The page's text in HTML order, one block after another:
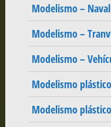
Modelismo – Naval
Modelismo –
Modelismo –
Modelismo plástico
Modelismo